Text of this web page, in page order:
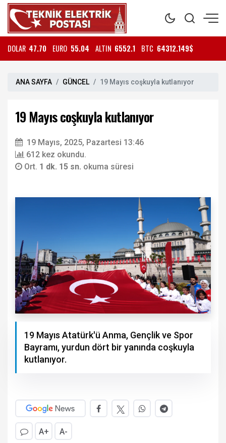
DOLAR 47.70 EURO 55.04 ALTIN 6552.1 BTC 64312.149$
ANA SAYFA GÜNCEL 19 Mayıs coşkuyla kutlanıyor
19 Mayıs coşkuyla kutlanıyor
19 Mayıs, 2025, Pazartesi 13:46
612 kez okundu.
Ort. 1 dk. 15 sn. okuma süresi
19 Mayıs Atatürk'ü Anma, Gençlik ve Spor
Bayramı, yurdun dört bir yanında coşkuyla
kutlanıyor.
A+ A-